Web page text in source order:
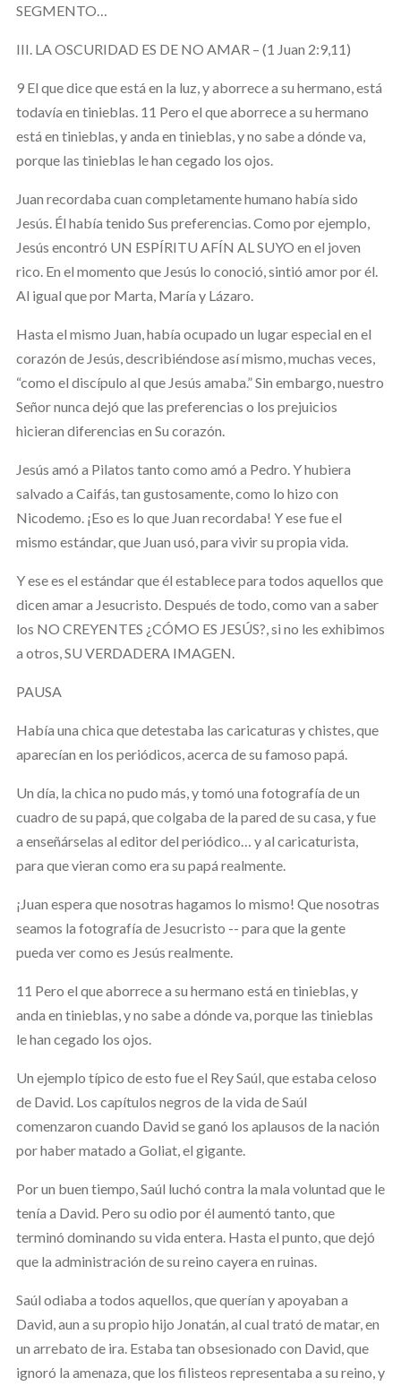
SEGMENTO…
III. LA OSCURIDAD ES DE NO AMAR – (1 Juan 2:9,11)
9 El que dice que está en la luz, y aborrece a su hermano, está
todavía en tinieblas. 11 Pero el que aborrece a su hermano
está en tinieblas, y anda en tinieblas, y no sabe a dónde va,
porque las tinieblas le han cegado los ojos.
Juan recordaba cuan completamente humano había sido
Jesús. Él había tenido Sus preferencias. Como por ejemplo,
Jesús encontró UN ESPÍRITU AFÍN AL SUYO en el joven
rico. En el momento que Jesús lo conoció, sintió amor por él.
Al igual que por Marta, María y Lázaro.
Hasta el mismo Juan, había ocupado un lugar especial en el
corazón de Jesús, describiéndose así mismo, muchas veces,
“como el discípulo al que Jesús amaba.” Sin embargo, nuestro
Señor nunca dejó que las preferencias o los prejuicios
hicieran diferencias en Su corazón.
Jesús amó a Pilatos tanto como amó a Pedro. Y hubiera
salvado a Caifás, tan gustosamente, como lo hizo con
Nicodemo. ¡Eso es lo que Juan recordaba! Y ese fue el
mismo estándar, que Juan usó, para vivir su propia vida.
Y ese es el estándar que él establece para todos aquellos que
dicen amar a Jesucristo. Después de todo, como van a saber
los NO CREYENTES ¿CÓMO ES JESÚS?, si no les exhibimos
a otros, SU VERDADERA IMAGEN.
PAUSA
Había una chica que detestaba las caricaturas y chistes, que
aparecían en los periódicos, acerca de su famoso papá.
Un día, la chica no pudo más, y tomó una fotografía de un
cuadro de su papá, que colgaba de la pared de su casa, y fue
a enseñárselas al editor del periódico… y al caricaturista,
para que vieran como era su papá realmente.
¡Juan espera que nosotras hagamos lo mismo! Que nosotras
seamos la fotografía de Jesucristo -- para que la gente
pueda ver como es Jesús realmente.
11 Pero el que aborrece a su hermano está en tinieblas, y
anda en tinieblas, y no sabe a dónde va, porque las tinieblas
le han cegado los ojos.
Un ejemplo típico de esto fue el Rey Saúl, que estaba celoso
de David. Los capítulos negros de la vida de Saúl
comenzaron cuando David se ganó los aplausos de la nación
por haber matado a Goliat, el gigante.
Por un buen tiempo, Saúl luchó contra la mala voluntad que le
tenía a David. Pero su odio por él aumentó tanto, que
terminó dominando su vida entera. Hasta el punto, que dejó
que la administración de su reino cayera en ruinas.
Saúl odiaba a todos aquellos, que querían y apoyaban a
David, aun a su propio hijo Jonatán, al cual trató de matar, en
un arrebato de ira. Estaba tan obsesionado con David, que
ignoró la amenaza, que los filisteos representaba a su reino, y